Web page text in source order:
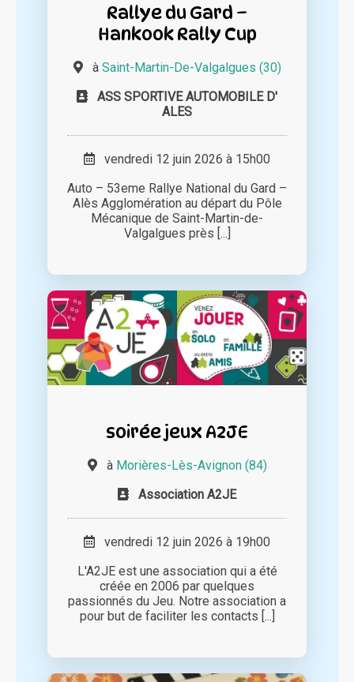
Rallye du Gard –
Hankook Rally Cup
à Saint-Martin-De-Valgalgues (30)
ASS SPORTIVE AUTOMOBILE D'
ALES
vendredi 12 juin 2026 à 15h00
Auto – 53eme Rallye National du Gard –
Alès Agglomération au départ du Pôle
Mécanique de Saint-Martin-de-
Valgalgues près [...]
soirée jeux A2JE
à Morières-Lès-Avignon (84)
Association A2JE
vendredi 12 juin 2026 à 19h00
L'A2JE est une association qui a été
créée en 2006 par quelques
passionnés du Jeu. Notre association a
pour but de faciliter les contacts [...]